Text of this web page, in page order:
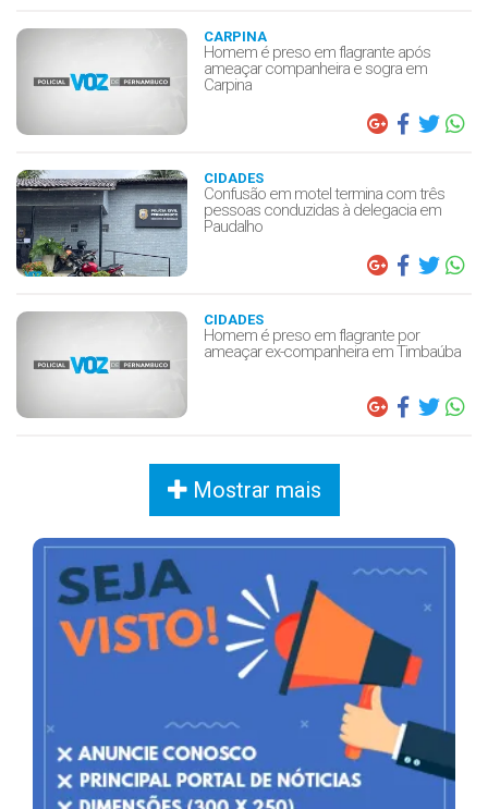
CARPINA
Homem é preso em flagrante após
ameaçar companheira e sogra em
Carpina
CIDADES
Confusão em motel termina com três
pessoas conduzidas à delegacia em
Paudalho
CIDADES
Homem é preso em flagrante por
ameaçar ex-companheira em Timbaúba
Mostrar mais